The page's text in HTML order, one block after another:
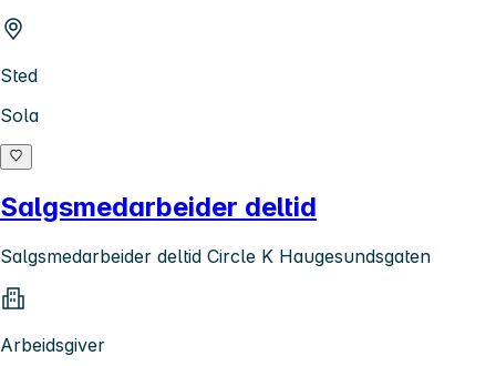
Sted
Sola
Salgsmedarbeider deltid
Salgsmedarbeider deltid Circle K Haugesundsgaten
Arbeidsgiver